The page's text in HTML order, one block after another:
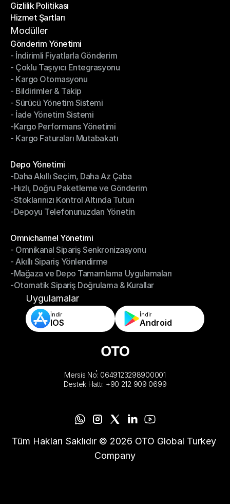
Gönderim Rotaları
Gizlilik Politikası
Gizlilik Politikası
Hizmet Şartları
Hizmet Şartları
Modüller
Gönderim Yönetimi
Gönderim Yönetimi
- İndirimli Fiyatlarla Gönderim
- İndirimli Fiyatlarla Gönderim
- Çoklu Taşıyıcı Entegrasyonu
- Çoklu Taşıyıcı Entegrasyonu
- Kargo Otomasyonu
- Kargo Otomasyonu
- Bildirimler & Takip
- Bildirimler & Takip
- Sürücü Yönetim Sistemi
- Sürücü Yönetim Sistemi
- İade Yönetim Sistemi
- İade Yönetim Sistemi
-Kargo Performans Yönetimi
-Kargo Performans Yönetimi
- Kargo Faturaları Mutabakatı
Depo Yönetimi
Depo Yönetimi
-Daha Akıllı Seçim, Daha Az Çaba
-Daha Akıllı Seçim, Daha Az Çaba
-Hızlı, Doğru Paketleme ve Gönderim
-Hızlı, Doğru Paketleme ve Gönderim
-Stoklarınızı Kontrol Altında Tutun
-Stoklarınızı Kontrol Altında Tutun
-Depoyu Telefonunuzdan Yönetin
Omnichannel Yönetimi
Omnichannel Yönetimi
- Omnikanal Sipariş Senkronizasyonu
- Omnikanal Sipariş Senkronizasyonu
- Akıllı Sipariş Yönlendirme
- Akıllı Sipariş Yönlendirme
-Mağaza ve Depo Tamamlama Uygulamaları
-Mağaza ve Depo Tamamlama Uygulamaları
-Otomatik Sipariş Doğrulama & Kurallar
-Otomatik Sipariş Doğrulama & Kurallar
Uygulamalar
İndir
IOS
İndir
Android
Mersis No: 0649123298900001
Destek Hattı: +90 212 909 0699
Tüm Hakları Saklıdır © 2026 OTO Global Turkey
Company